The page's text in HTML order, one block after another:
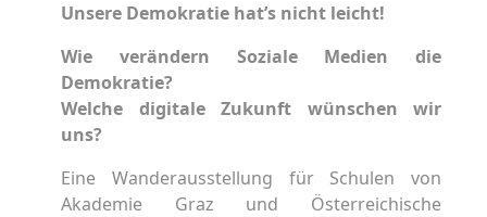
Unsere Demokratie hat’s nicht leicht!
Wie verändern Soziale Medien die
Demokratie?
Welche digitale Zukunft wünschen wir
uns?
Eine Wanderausstellung für Schulen von
Akademie Graz und Österreichische